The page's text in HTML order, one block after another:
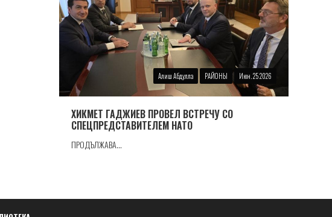
Алиш Абдулла РАЙОНЫ Июн. 25 2026
ХИКМЕТ ГАДЖИЕВ ПРОВЕЛ ВСТРЕЧУ СО
СПЕЦПРЕДСТАВИТЕЛЕМ НАТО
ПРОДЪЛЖАВА...